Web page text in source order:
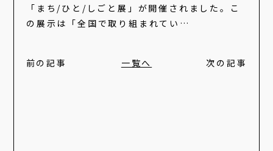
「まち/ひと/しごと展」が開催されました。こ
の展示は「全国で取り組まれてい…
前の記事 一覧へ 次の記事